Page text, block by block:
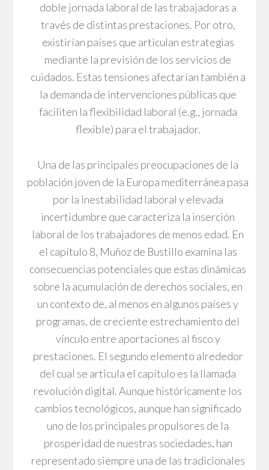
doble jornada laboral de las trabajadoras a
través de distintas prestaciones. Por otro,
existirían países que articulan estrategias
mediante la previsión de los servicios de
cuidados. Estas tensiones afectarían también a
la demanda de intervenciones públicas que
faciliten la flexibilidad laboral (e.g., jornada
flexible) para el trabajador.
Una de las principales preocupaciones de la
población joven de la Europa mediterránea pasa
por la inestabilidad laboral y elevada
incertidumbre que caracteriza la inserción
laboral de los trabajadores de menos edad. En
el capítulo 8, Muñoz de Bustillo examina las
consecuencias potenciales que estas dinámicas
sobre la acumulación de derechos sociales, en
un contexto de, al menos en algunos países y
programas, de creciente estrechamiento del
vínculo entre aportaciones al fisco y
prestaciones. El segundo elemento alrededor
del cual se articula el capítulo es la llamada
revolución digital. Aunque históricamente los
cambios tecnológicos, aunque han significado
uno de los principales propulsores de la
prosperidad de nuestras sociedades, han
representado siempre una de las tradicionales